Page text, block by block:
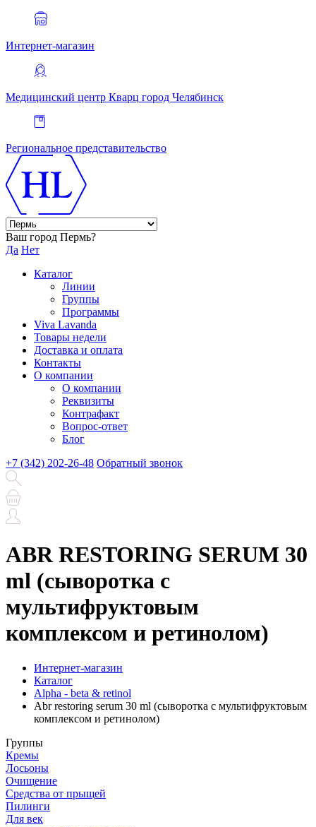
Интернет-магазин
Медицинский центр Кварц город Челябинск
Региональное представительство
Ваш город Пермь?
Да Нет
Каталог
Линии
Группы
Программы
Viva Lavanda
Товары недели
Доставка и оплата
Контакты
О компании
О компании
Реквизиты
Контрафакт
Вопрос-ответ
Блог
+7 (342) 202-26-48 Обратный звонок
ABR RESTORING SERUM 30
ml (сыворотка с
мультифруктовым
комплексом и ретинолом)
Интернет-магазин
Каталог
Alpha - beta & retinol
Abr restoring serum 30 ml (сыворотка с мультифруктовым
комплексом и ретинолом)
Группы
Кремы
Лосьоны
Очищение
Средства от прыщей
Пилинги
Для век